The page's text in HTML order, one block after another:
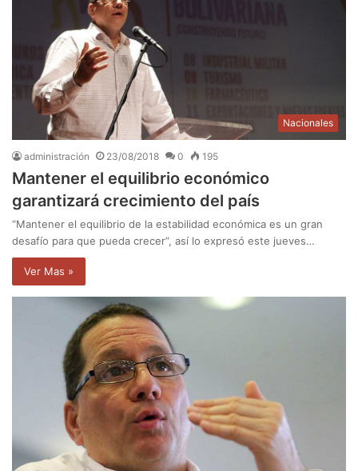
Nacionales
administración 23/08/2018 0 195
Mantener el equilibrio económico
garantizará crecimiento del país
“Mantener el equilibrio de la estabilidad económica es un gran
desafío para que pueda crecer”, así lo expresó este jueves…
Ver Mas »